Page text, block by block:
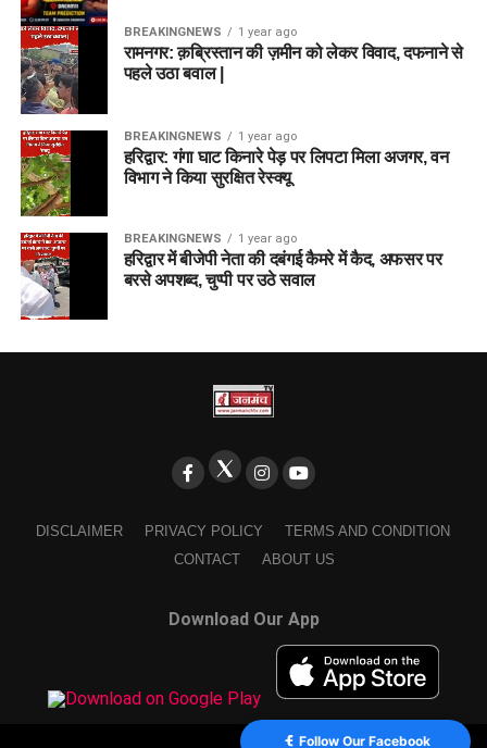
BREAKINGNEWS 1 year ago
रामनगर: क़ब्रिस्तान की ज़मीन को लेकर विवाद, दफनाने से
पहले उठा बवाल |
BREAKINGNEWS 1 year ago
हरिद्वार: गंगा घाट किनारे पेड़ पर लिपटा मिला अजगर, वन
विभाग ने किया सुरक्षित रेस्क्यू
BREAKINGNEWS 1 year ago
हरिद्वार में बीजेपी नेता की दबंगई कैमरे में कैद, अफसर पर
बरसे अपशब्द, चुप्पी पर उठे सवाल
DISCLAIMER PRIVACY POLICY
TERMS AND CONDITION
CONTACT
ABOUT US
Download Our App
Follow Our Facebook